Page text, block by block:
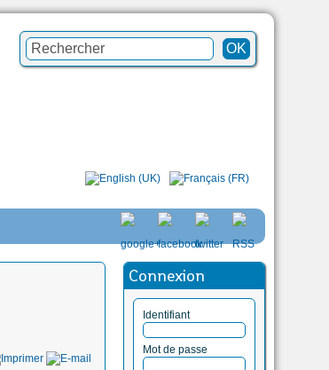
Connexion
Identifiant
Mot de passe